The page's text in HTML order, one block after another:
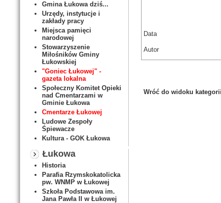
Gmina Łukowa dziś...
Urzędy, instytucje i
zakłady pracy
Miejsca pamięci
narodowej
Stowarzyszenie
Miłośników Gminy
Łukowskiej
"Goniec Łukowej" -
gazeta lokalna
Społeczny Komitet Opieki
nad Cmentarzami w
Gminie Łukowa
Cmentarze Łukowej
Ludowe Zespoły
Śpiewacze
Kultura - GOK Łukowa
Łukowa
Historia
Parafia Rzymskokatolicka
pw. WNMP w Łukowej
Szkoła Podstawowa im.
Jana Pawła II w Łukowej
Data
Autor
Wróć do widoku